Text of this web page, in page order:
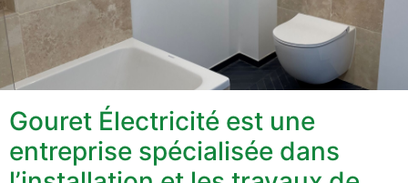
Gouret Électricité est une
entreprise spécialisée dans